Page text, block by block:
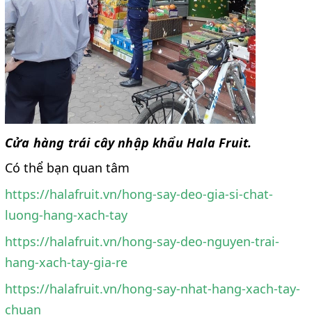
Cửa hàng trái cây nhập khẩu Hala Fruit.
Có thể bạn quan tâm
https://halafruit.vn/hong-say-deo-gia-si-chat-
luong-hang-xach-tay
https://halafruit.vn/hong-say-deo-nguyen-trai-
hang-xach-tay-gia-re
https://halafruit.vn/hong-say-nhat-hang-xach-tay-
chuan